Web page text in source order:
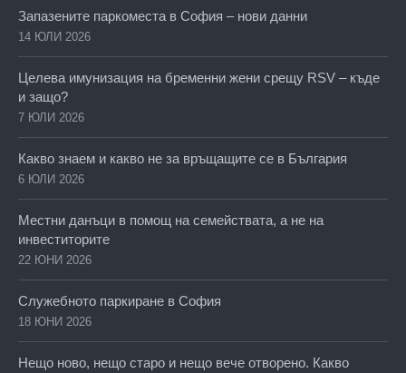
Запазените паркоместа в София – нови данни
14 ЮЛИ 2026
Целева имунизация на бременни жени срещу RSV – къде
и защо?
7 ЮЛИ 2026
Какво знаем и какво не за връщащите се в България
6 ЮЛИ 2026
Местни данъци в помощ на семействата, а не на
инвеститорите
22 ЮНИ 2026
Служебното паркиране в София
18 ЮНИ 2026
Нещо ново, нещо старо и нещо вече отворено. Какво